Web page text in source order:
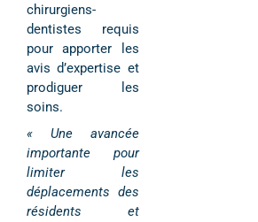
chirurgiens-
dentistes requis
pour apporter les
avis d’expertise et
prodiguer les
soins.
« Une avancée
importante pour
limiter les
déplacements des
résidents et